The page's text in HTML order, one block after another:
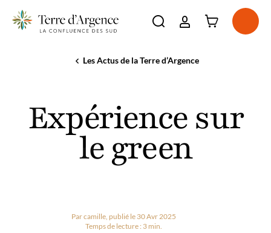
La destination
Voir plus
Séjourner
Agenda
Ouvrir la barre de
Connexion à
Accueil
Les Actus de la Terre d’Argence
Expérience
Expérience sur
le green
Par camille, publié le 30 Avr 2025
Temps de lecture : 3 min.